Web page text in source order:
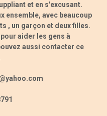
et en s'excusant.
ensemble, avec beaucoup
, un garçon et deux filles.
aider les gens à
aussi contacter ce